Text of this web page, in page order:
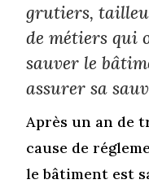
grutiers,
de métiers qui
sauver le
assurer sa
Après un an de
cause de
le bâtiment est